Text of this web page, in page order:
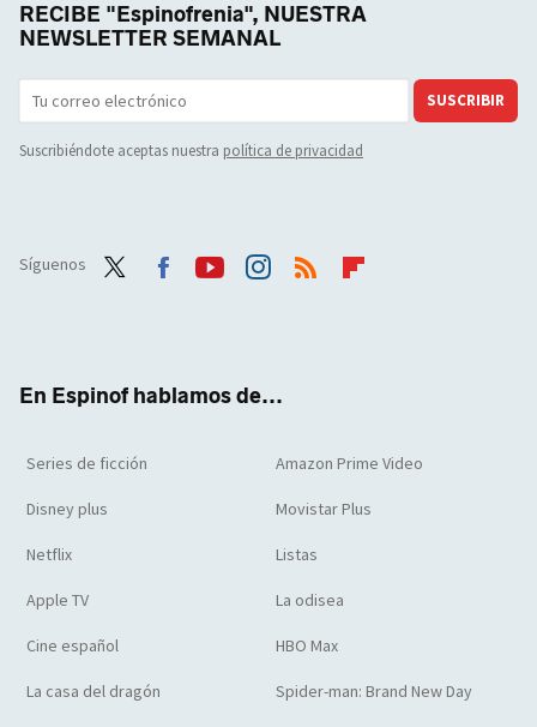
RECIBE "Espinofrenia", NUESTRA
NEWSLETTER SEMANAL
SUSCRIBIR
Suscribiéndote aceptas nuestra política de privacidad
Síguenos
En Espinof hablamos de...
Series de ficción Amazon Prime Video
Disney plus Movistar Plus
Netflix Listas
Apple TV La odisea
Cine español HBO Max
La casa del dragón Spider-man: Brand New Day